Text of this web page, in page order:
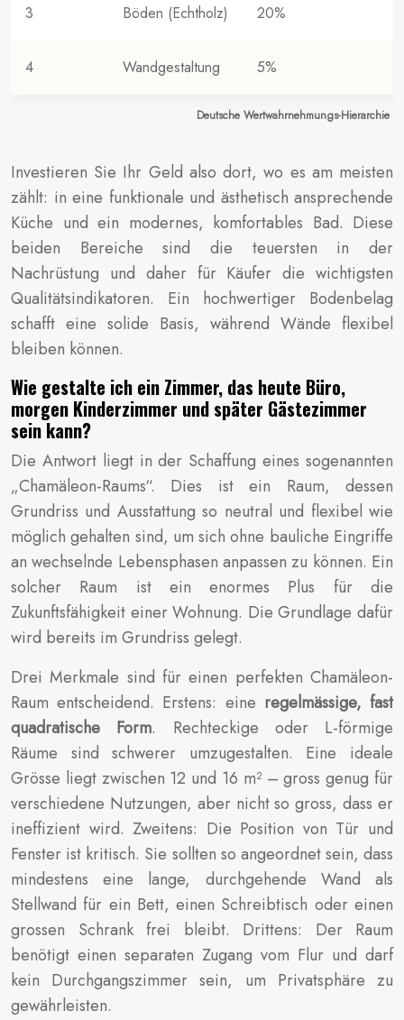
Deutsche Wertwahrnehmungs-Hierarchie
3 Böden (Echtholz) 20%
4 Wandgestaltung 5%
Investieren Sie Ihr Geld also dort, wo es am meisten
zählt: in eine funktionale und ästhetisch ansprechende
Küche und ein modernes, komfortables Bad. Diese
beiden Bereiche sind die teuersten in der
Nachrüstung und daher für Käufer die wichtigsten
Qualitätsindikatoren. Ein hochwertiger Bodenbelag
schafft eine solide Basis, während Wände flexibel
bleiben können.
Wie gestalte ich ein Zimmer, das heute Büro,
morgen Kinderzimmer und später Gästezimmer
sein kann?
Die Antwort liegt in der Schaffung eines sogenannten
„Chamäleon-Raums“. Dies ist ein Raum, dessen
Grundriss und Ausstattung so neutral und flexibel wie
möglich gehalten sind, um sich ohne bauliche Eingriffe
an wechselnde Lebensphasen anpassen zu können. Ein
solcher Raum ist ein enormes Plus für die
Zukunftsfähigkeit einer Wohnung. Die Grundlage dafür
wird bereits im Grundriss gelegt.
Drei Merkmale sind für einen perfekten Chamäleon-
Raum entscheidend. Erstens: eine regelmässige, fast
quadratische Form. Rechteckige oder L-förmige
Räume sind schwerer umzugestalten. Eine ideale
Grösse liegt zwischen 12 und 16 m² – gross genug für
verschiedene Nutzungen, aber nicht so gross, dass er
ineffizient wird. Zweitens: Die Position von Tür und
Fenster ist kritisch. Sie sollten so angeordnet sein, dass
mindestens eine lange, durchgehende Wand als
Stellwand für ein Bett, einen Schreibtisch oder einen
grossen Schrank frei bleibt. Drittens: Der Raum
benötigt einen separaten Zugang vom Flur und darf
kein Durchgangszimmer sein, um Privatsphäre zu
gewährleisten.